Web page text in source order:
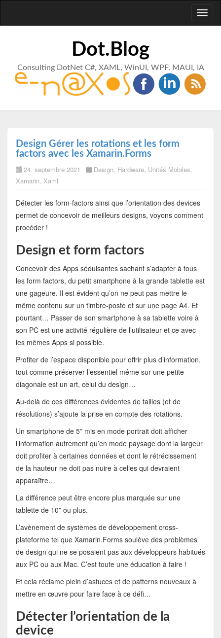
Dot.Blog
Consulting DotNet C#, XAML, WinUI, WPF, MAUI, IA
Design Gérer les rotations et les form
factors avec les Xamarin.Forms
24. septembre 2021 Design, Hardware, Unités Mobiles,
Xamarin, Xaml
Détecter les form-factors ainsi que l’orientation des devices
permet de concevoir de meilleurs designs, voyons comment
procéder !
Design et form factors
Concevoir des Apps séduisantes sachant s’adapter à tous
les form factors, du petit smartphone à la grande tablette est
une gageure. Il est évident qu’on ne peut pas mettre le
même contenu sur un timbre-poste et sur une page A4. Et
pourtant… Passer de son smartphone à sa tablette voire à
son PC est une activité régulière de l’utilisateur et ce avec
les mêmes Apps si possible.
Profiter de l’espace disponible pour offrir plus d’information,
tout comme préserver l’essentiel même sur une petite
diagonale est un art, celui du design…
Au-delà de ces différences évidentes de tailles (et de
résolutions) s’ajoute la prise en compte des rotations.
Un smartphone de 5” mis en mode portrait doit afficher
l’information autrement qu’en mode paysage dont la largeur
doit profiter à certaines données et dont le rétrécissement
de la hauteur ne doit pas nuire à celles qui devraient
apparaître…
La différence peut être encore plus marquée sur une
tablette de 10” ou plus.
L’avènement de systèmes de développement cross-
plateforme tel que Xamarin.Forms soulève des problèmes
de design qui ne se posaient pas aux développeurs habitués
aux PC ou aux Mac. C’est toute une éducation à faire !
Et cela réclame plein d’astuces et de patterns nouveaux à
mettre en œuvre pour faire face à ce défi…
Détecter l’orientation de la
device